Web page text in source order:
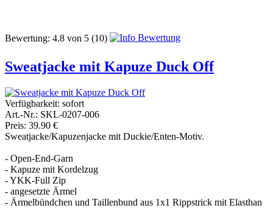
Bewertung: 4.8 von 5 (10)
Sweatjacke mit Kapuze Duck Off
Verfügbarkeit: sofort
Art.-Nr.: SKL-0207-006
Preis: 39.90 €
Sweatjacke/Kapuzenjacke mit Duckie/Enten-Motiv.
- Open-End-Garn
- Kapuze mit Kordelzug
- YKK-Full Zip
- angesetzte Ärmel
- Ärmelbündchen und Taillenbund aus 1x1 Rippstrick mit Elasthan